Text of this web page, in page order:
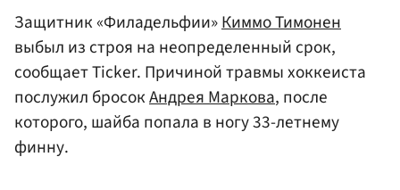
Защитник «Филадельфии»Киммо Тимонен
выбыл из строя на неопределенный срок,
сообщает Ticker. Причиной травмы хоккеиста
послужил бросокАндрея Маркова, после
которого, шайба попала в ногу 33-летнему
финну.